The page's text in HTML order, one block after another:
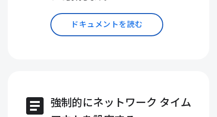
ドキュメントを読む
article 強制的にネットワーク タイム